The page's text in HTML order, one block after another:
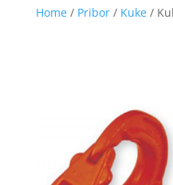
Home/ Pribor/ Kuke/